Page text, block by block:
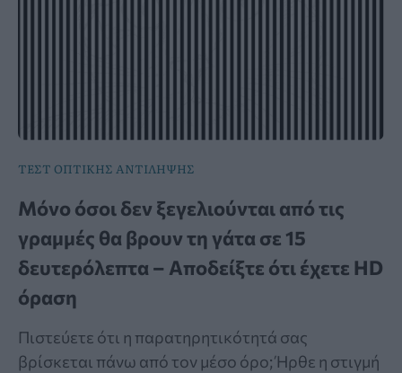
ΤΕΣΤ ΟΠΤΙΚΗΣ ΑΝΤΙΛΗΨΗΣ
Μόνο όσοι δεν ξεγελιούνται από τις
γραμμές θα βρουν τη γάτα σε 15
δευτερόλεπτα – Αποδείξτε ότι έχετε HD
όραση
Πιστεύετε ότι η παρατηρητικότητά σας
βρίσκεται πάνω από τον μέσο όρο; Ήρθε η στιγμή